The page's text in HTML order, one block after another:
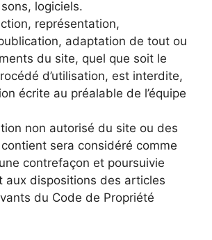
logiciels.
représentation,
adaptation de tout ou
du site, quel que soit le
d’utilisation, est interdite,
écrite au préalable de l’équipe
non autorisé du site ou des
contient sera considéré comme
contrefaçon et poursuivie
aux dispositions des articles
du Code de Propriété